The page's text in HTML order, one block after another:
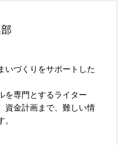
いづくりをサポートした
を専門とするライター
資金計画まで、難しい情